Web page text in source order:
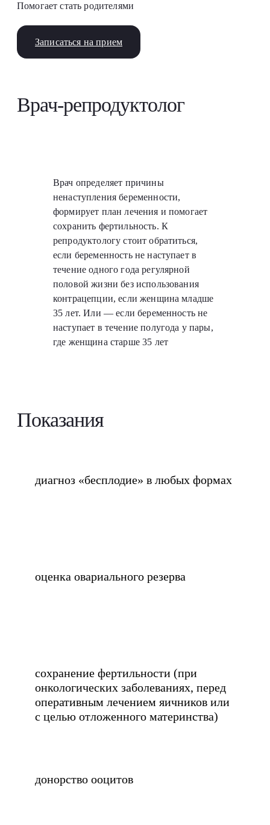
Помогает стать родителями
Записаться на прием
Врач-репродуктолог
Врач определяет причины
ненаступления беременности,
формирует план лечения и помогает
сохранить фертильность. К
репродуктологу стоит обратиться,
если беременность не наступает в
течение одного года регулярной
половой жизни без использования
контрацепции, если женщина младше
35 лет. Или — если беременность не
наступает в течение полугода у пары,
где женщина старше 35 лет
Показания
диагноз «бесплодие» в любых формах
оценка овариального резерва
сохранение фертильности (при
онкологических заболеваниях, перед
оперативным лечением яичников или
с целью отложенного материнства)
донорство ооцитов